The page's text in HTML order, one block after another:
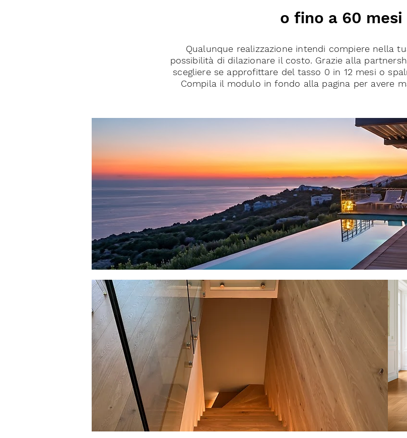
o fino a 60 mesi
Qualunque realizzazione intendi compiere nella
possibilità di dilazionare il costo. Grazie alla
scegliere se approfittare del tasso 0 in 12 mesi o
Compila il modulo in fondo alla pagina per avere